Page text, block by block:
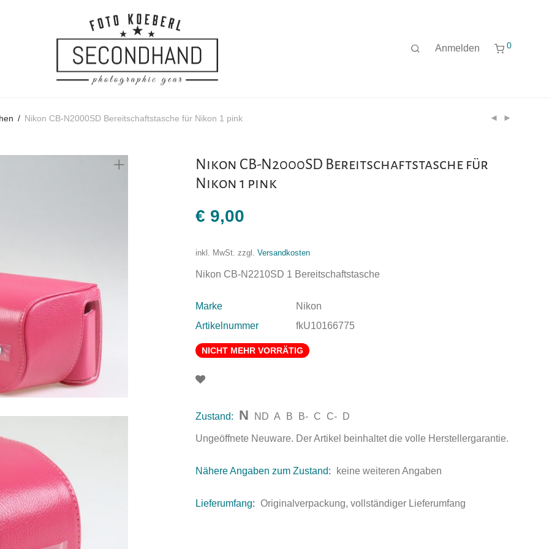
Anmelden 0
/ Nikon CB-N2000SD Bereitschaftstasche für Nikon 1 pink
Nikon CB-N2000SD Bereitschaftstasche für
Nikon 1 pink
€ 9,00
inkl. MwSt. zzgl. Versandkosten
Nikon CB-N2210SD 1 Bereitschaftstasche
Marke
Nikon
Artikelnummer
fkU10166775
NICHT MEHR VORRÄTIG
Zustand: N ND A B B- C C- D
Ungeöffnete Neuware. Der Artikel beinhaltet die volle Herstellergarantie.
Nähere Angaben zum Zustand: keine weiteren Angaben
Lieferumfang: Originalverpackung, vollständiger Lieferumfang